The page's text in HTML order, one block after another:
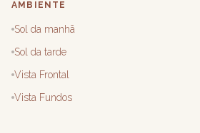
AMBIENTE
Sol da manhã
Sol da tarde
Vista Frontal
Vista Fundos